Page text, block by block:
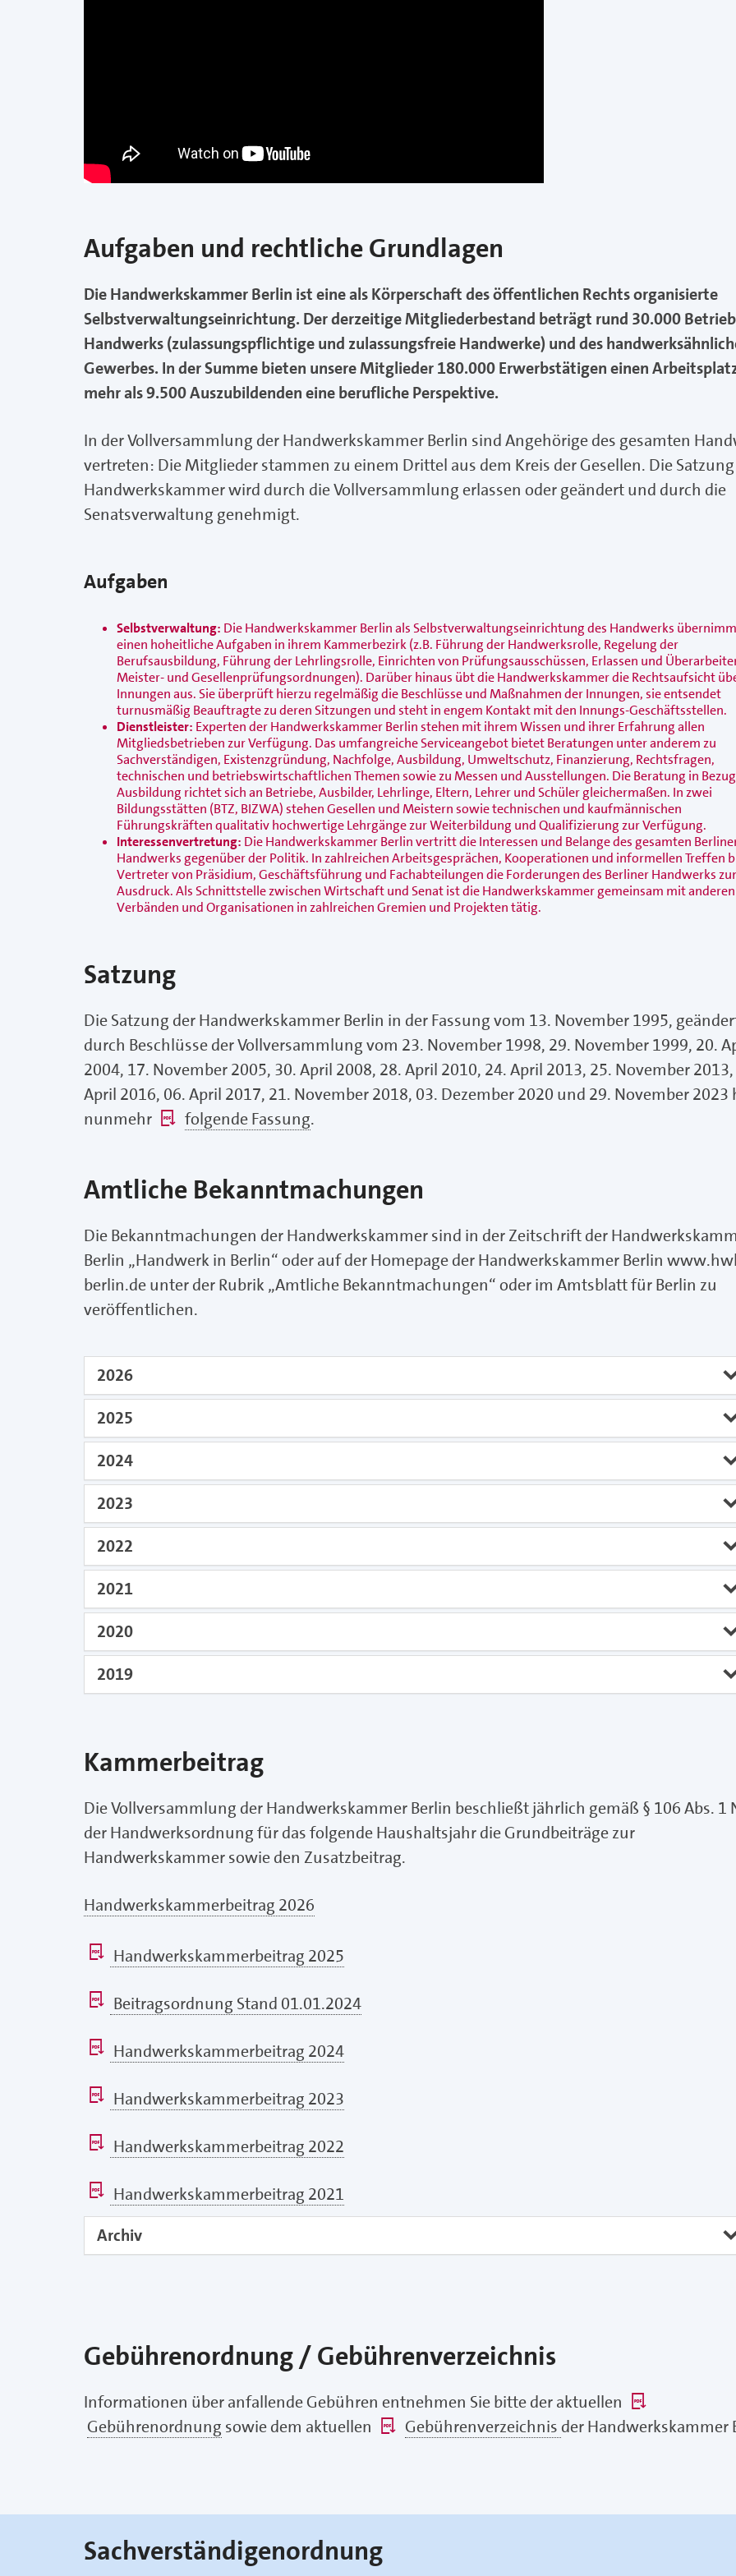
Aufgaben und rechtliche Grundlagen
Die Handwerkskammer Berlin ist eine als Körperschaft des öffentlichen Rechts organisierte
Selbstverwaltungseinrichtung. Der derzeitige Mitgliederbestand beträgt rund 30.000
Handwerks (zulassungspflichtige und zulassungsfreie Handwerke) und des
Gewerbes. In der Summe bieten unsere Mitglieder 180.000 Erwerbstätigen einen
mehr als 9.500 Auszubildenden eine berufliche Perspektive.
In der Vollversammlung der Handwerkskammer Berlin sind Angehörige des gesamten
vertreten: Die Mitglieder stammen zu einem Drittel aus dem Kreis der Gesellen. Die
Handwerkskammer wird durch die Vollversammlung erlassen oder geändert und durch die
Senatsverwaltung genehmigt.
Aufgaben
Selbstverwaltung: Die Handwerkskammer Berlin als Selbstverwaltungseinrichtung des Handwerks
einen hoheitliche Aufgaben in ihrem Kammerbezirk (z.B. Führung der Handwerksrolle, Regelung der
Berufsausbildung, Führung der Lehrlingsrolle, Einrichten von Prüfungsausschüssen, Erlassen und
Meister- und Gesellenprüfungsordnungen). Darüber hinaus übt die Handwerkskammer die Rechtsaufsicht
Innungen aus. Sie überprüft hierzu regelmäßig die Beschlüsse und Maßnahmen der Innungen, sie entsendet
turnusmäßig Beauftragte zu deren Sitzungen und steht in engem Kontakt mit den Innungs-Geschäftsstellen.
Dienstleister: Experten der Handwerkskammer Berlin stehen mit ihrem Wissen und ihrer Erfahrung allen
Mitgliedsbetrieben zur Verfügung. Das umfangreiche Serviceangebot bietet Beratungen unter anderem zu
Sachverständigen, Existenzgründung, Nachfolge, Ausbildung, Umweltschutz, Finanzierung, Rechtsfragen,
technischen und betriebswirtschaftlichen Themen sowie zu Messen und Ausstellungen. Die Beratung in
Ausbildung richtet sich an Betriebe, Ausbilder, Lehrlinge, Eltern, Lehrer und Schüler gleichermaßen. In zwei
Bildungsstätten (BTZ, BIZWA) stehen Gesellen und Meistern sowie technischen und kaufmännischen
Führungskräften qualitativ hochwertige Lehrgänge zur Weiterbildung und Qualifizierung zur Verfügung.
Interessenvertretung: Die Handwerkskammer Berlin vertritt die Interessen und Belange des gesamten
Handwerks gegenüber der Politik. In zahlreichen Arbeitsgesprächen, Kooperationen und informellen Treffen
Vertreter von Präsidium, Geschäftsführung und Fachabteilungen die Forderungen des Berliner Handwerks
Ausdruck. Als Schnittstelle zwischen Wirtschaft und Senat ist die Handwerkskammer gemeinsam mit anderen
Verbänden und Organisationen in zahlreichen Gremien und Projekten tätig.
Satzung
Die Satzung der Handwerkskammer Berlin in der Fassung vom 13. November 1995,
durch Beschlüsse der Vollversammlung vom 23. November 1998, 29. November 1999, 20.
2004, 17. November 2005, 30. April 2008, 28. April 2010, 24. April 2013, 25. November
April 2016, 06. April 2017, 21. November 2018, 03. Dezember 2020 und 29. November 2023
nunmehr
folgende Fassung.
Amtliche Bekanntmachungen
Die Bekanntmachungen der Handwerkskammer sind in der Zeitschrift der
Berlin „Handwerk in Berlin“ oder auf der Homepage der Handwerkskammer Berlin
berlin.de unter der Rubrik „Amtliche Bekanntmachungen“ oder im Amtsblatt für Berlin zu
veröffentlichen.
2026
2025
2024
2023
2022
2021
2020
2019
Kammerbeitrag
Die Vollversammlung der Handwerkskammer Berlin beschließt jährlich gemäß § 106 Abs. 1
der Handwerksordnung für das folgende Haushaltsjahr die Grundbeiträge zur
Handwerkskammer sowie den Zusatzbeitrag.
Handwerkskammerbeitrag 2026
Handwerkskammerbeitrag 2025
Beitragsordnung Stand 01.01.2024
Handwerkskammerbeitrag 2024
Handwerkskammerbeitrag 2023
Handwerkskammerbeitrag 2022
Handwerkskammerbeitrag 2021
Archiv
Gebührenordnung / Gebührenverzeichnis
Informationen über anfallende Gebühren entnehmen Sie bitte der aktuellen
Gebührenordnung sowie dem aktuellen Gebührenverzeichnis der Handwerkskammer
Sachverständigenordnung